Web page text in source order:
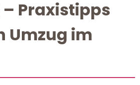
Praxistipps
Umzug im